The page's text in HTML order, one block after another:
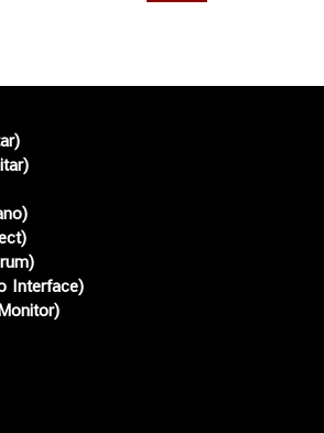
Interface)